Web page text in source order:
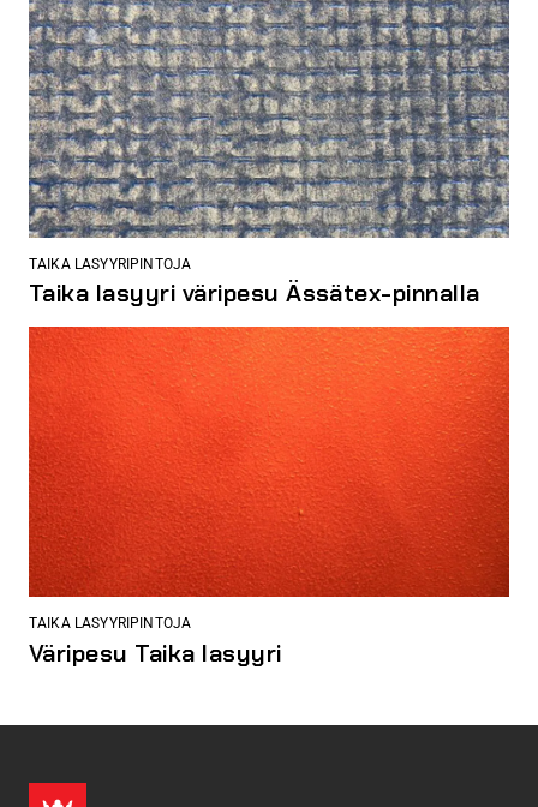
TAIKA LASYYRIPINTOJA
Taika lasyyri väripesu Ässätex-pinnalla
TAIKA LASYYRIPINTOJA
Väripesu Taika lasyyri